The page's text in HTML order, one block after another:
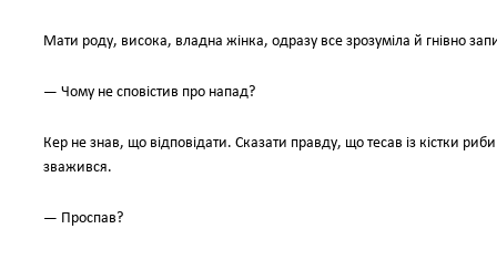
Мати роду, висока, владна жінка, одразу все зрозуміла й гнівно
— Чому не сповістив про напад?
Кер не знав, що відповідати. Сказати правду, що тесав із кістки
зважився.
— Проспав?